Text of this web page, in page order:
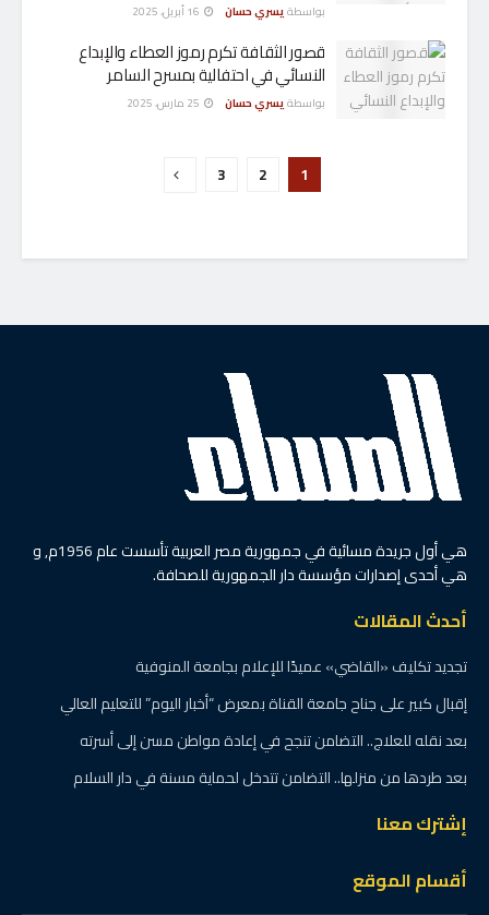
بواسطةيسري حسان
قصور الثقافة تكرم رموز العطاء والإبداع
النسائي في احتفالية بمسرح السامر
بواسطةيسري حسان
1
2
3
هي أول جريدة مسائية في جمهورية مصر العربية تأسست عام 1956م, و
هي أحدى إصدارات مؤسسة دار الجمهورية للصحافة.
أحدث المقالات
تجديد تكليف «القاضي» عميدًا للإعلام بجامعة المنوفية
إقبال كبير على جناح جامعة القناة بمعرض “أخبار اليوم” للتعليم العالي
بعد نقله للعلاج.. التضامن تنجح في إعادة مواطن مسن إلى أسرته
بعد طردها من منزلها.. التضامن تتدخل لحماية مسنة في دار السلام
إشترك معنا
أقسام الموقع